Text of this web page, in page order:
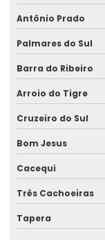
Antônio Prado
Palmares do Sul
Barra do Ribeiro
Arroio do Tigre
Cruzeiro do Sul
Bom Jesus
Cacequi
Três Cachoeiras
Tapera